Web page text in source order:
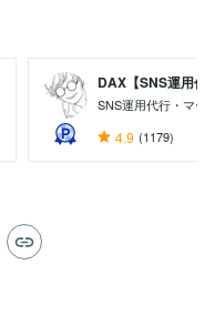
DAX【SNS運用代
SNS運用代行・マー
4.9 (1179)